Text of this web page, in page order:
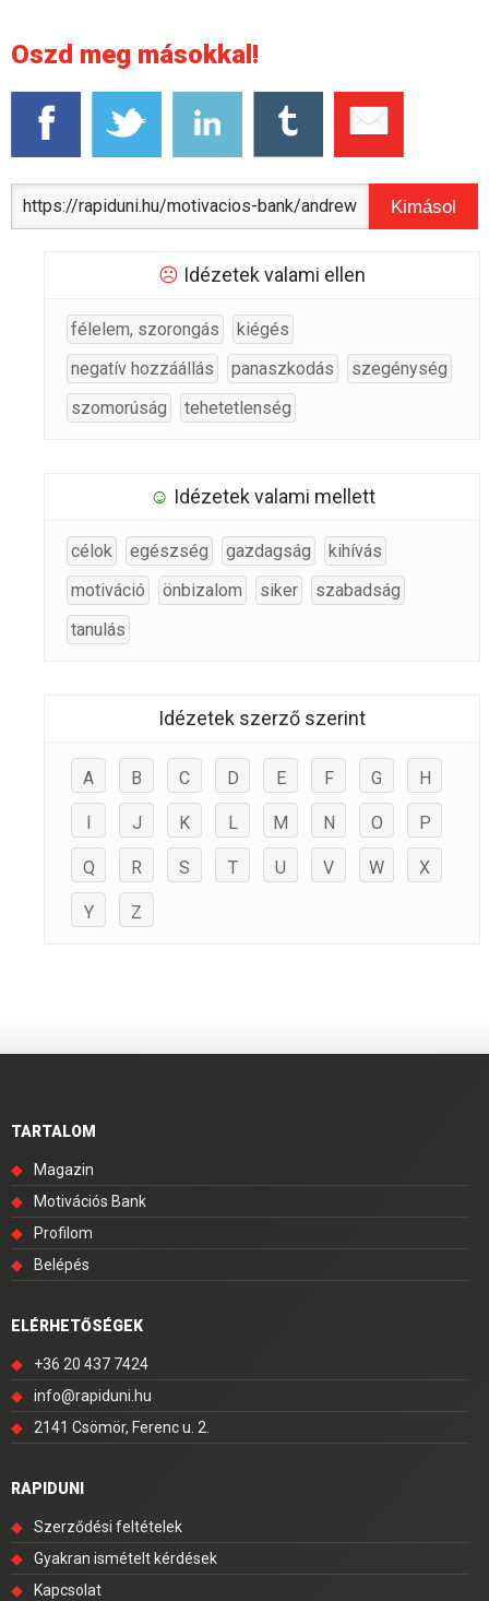
Oszd meg másokkal!
Kimásol
☹ Idézetek valami ellen
félelem, szorongás
kiégés
negatív hozzáállás
panaszkodás
szegénység
szomorúság
tehetetlenség
☺ Idézetek valami mellett
célok egészség gazdagság
kihívás
motiváció
önbizalom siker
szabadság
tanulás
Idézetek szerző szerint
A B C D E F G H
I J K L M N O P
Q R S T U V W X
Y Z
TARTALOM
◆
Magazin
◆
Motivációs Bank
◆
Profilom
◆
Belépés
ELÉRHETŐSÉGEK
◆
+36 20 437 7424
◆
info@rapiduni.hu
◆
2141 Csömör, Ferenc u. 2.
RAPIDUNI
◆
Szerződési feltételek
◆
Gyakran ismételt kérdések
◆
Kapcsolat